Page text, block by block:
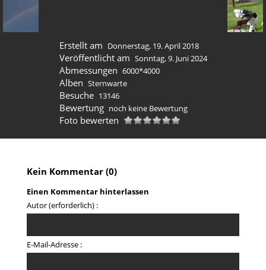
Erstellt am Donnerstag, 19. April 2018
Veröffentlicht am Sonntag, 9. Juni 2024
Abmessungen 6000*4000
Alben Sternwarte
Besuche 13146
Bewertung noch keine Bewertung
Foto bewerten
Kein Kommentar (0)
Einen Kommentar hinterlassen
Autor (erforderlich) :
E-Mail-Adresse :